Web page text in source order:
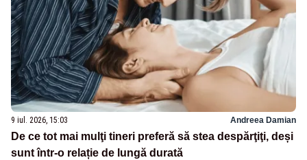
9 iul. 2026, 15:03 Andreea Damian
De ce tot mai mulţi tineri preferă să stea despărţiţi, deși
sunt într-o relație de lungă durată